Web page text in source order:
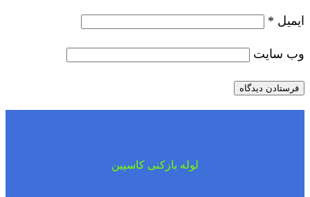
ایمیل *
وب‌ سایت
لوله بازکنی کاسپین